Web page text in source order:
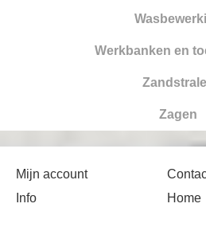
Werkbanken en
Zagen
Mijn account
Info
Home